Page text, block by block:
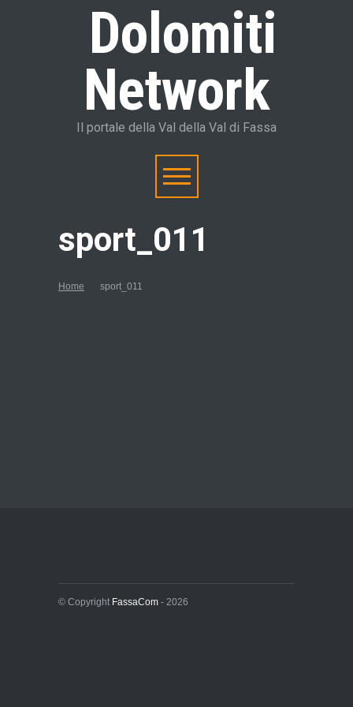
Dolomiti
Network
Il portale della Val della Val di Fassa
sport_011
Home sport_011
© Copyright FassaCom - 2026